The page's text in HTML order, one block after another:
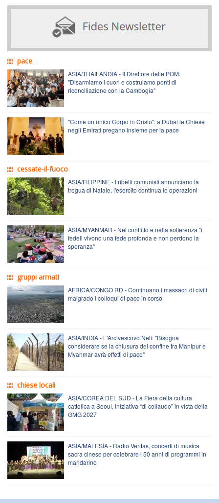
pace
ASIA/THAILANDIA - Il Direttore delle POM:
"Disarmiamo i cuori e costruiamo ponti di
riconciliazione con la Cambogia"
"Come un unico Corpo in Cristo": a Dubai le Chiese
negli Emirati pregano insieme per la pace
cessate-il-fuoco
ASIA/FILIPPINE - I ribelli comunisti annunciano la
tregua di Natale, l'esercito continua le operazioni
ASIA/MYANMAR - Nel conflitto e nella sofferenza "i
fedeli vivono una fede profonda e non perdono la
speranza"
gruppi armati
AFRICA/CONGO RD - Continuano i massacri di civili
malgrado i colloqui di pace in corso
ASIA/INDIA - L'Arcivescovo Neli: "Bisogna
considerare se la chiusura del confine tra Manipur e
Myanmar avrà effetti di pace"
chiese locali
ASIA/COREA DEL SUD - La Fiera della cultura
cattolica a Seoul, iniziativa “di collaudo” in vista della
GMG 2027
ASIA/MALESIA - Radio Veritas, concerti di musica
sacra cinese per celebrare i 50 anni di programmi in
mandarino